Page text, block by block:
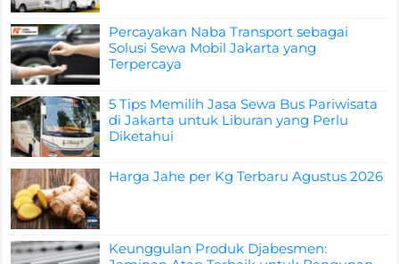
Percayakan Naba Transport sebagai
Solusi Sewa Mobil Jakarta yang
Terpercaya
5 Tips Memilih Jasa Sewa Bus Pariwisata
di Jakarta untuk Liburan yang Perlu
Diketahui
Harga Jahe per Kg Terbaru Agustus 2026
Keunggulan Produk Djabesmen: